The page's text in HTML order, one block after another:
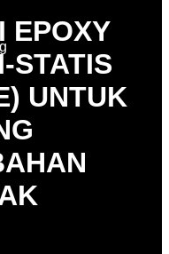
EPOXY
STATIS
UNTUK